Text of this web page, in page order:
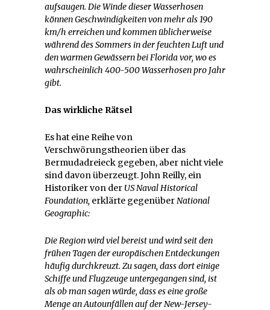
aufsaugen. Die Winde dieser Wasserhosen
können Geschwindigkeiten von mehr als 190
km/h erreichen und kommen üblicherweise
während des Sommers in der feuchten Luft und
den warmen Gewässern bei Florida vor, wo es
wahrscheinlich 400-500 Wasserhosen pro Jahr
gibt.
Das wirkliche Rätsel
Es hat eine Reihe von
Verschwörungstheorien über das
Bermudadreieck gegeben, aber nicht viele
sind davon überzeugt. John Reilly, ein
Historiker von der US Naval Historical
Foundation, erklärte gegenüber National
Geographic:
Die Region wird viel bereist und wird seit den
frühen Tagen der europäischen Entdeckungen
häufig durchkreuzt. Zu sagen, dass dort einige
Schiffe und Flugzeuge untergegangen sind, ist
als ob man sagen würde, dass es eine große
Menge an Autounfällen auf der New-Jersey-